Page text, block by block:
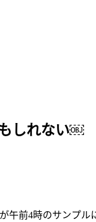
しれない￼
午前4時のサンプ